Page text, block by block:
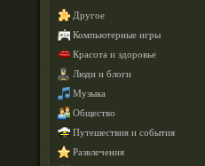
Другое
Компьютерные игры
Красота и здоровье
Люди и блоги
Музыка
Общество
Путешествия и события
Развлечения